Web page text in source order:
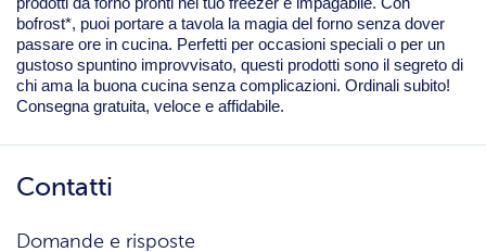
prodotti da forno pronti nel tuo freezer è impagabile. Con
bofrost*, puoi portare a tavola la magia del forno senza dover
passare ore in cucina. Perfetti per occasioni speciali o per un
gustoso spuntino improvvisato, questi prodotti sono il segreto di
chi ama la buona cucina senza complicazioni. Ordinali subito!
Consegna gratuita, veloce e affidabile.
Contatti
Domande e risposte